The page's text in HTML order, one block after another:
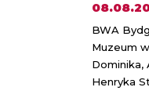
BWA
Muzeum
Dominika,
Henryka